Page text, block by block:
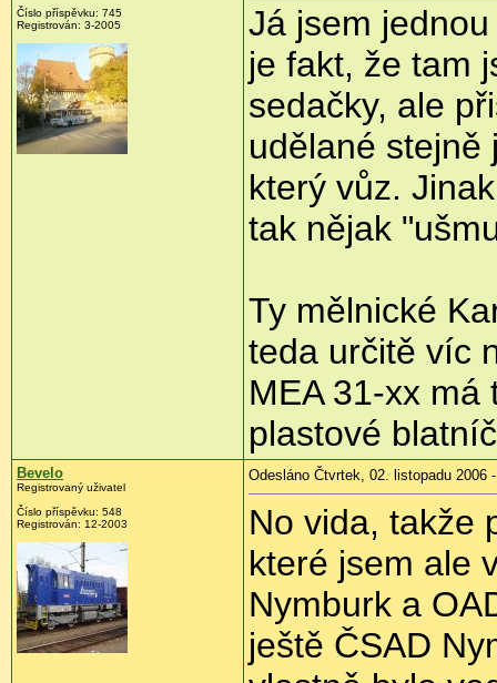
Číslo příspěvku: 745
Registrován: 3-2005
Já jsem
je fakt, že tam
sedačky, ale
udělané
který vůz.
tak nějak
Ty mělnické
teda určitě víc
MEA 31-xx má
plastové
Bevelo
Registrovaný uživatel
Číslo příspěvku: 548
Registrován: 12-2003
Odesláno Čtvrtek, 02. listopadu 2006
No vida, takže
které jsem ale
Nymburk a
ještě ČSAD